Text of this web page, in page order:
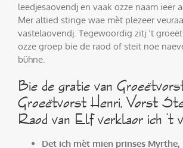
leedjesaovendj en vaak ozze naam ieër
Mer altied stinge wae mèt plezeer
vastelaovendj. Tegewoordig zitj ‘t
ozze groep bie de raod of steit noe
bühne.
Bie de gratie van
Groeëtvorst Henri, Vorst
Raod van Elf verklaor ich ’t
Det ich mèt mien prinses